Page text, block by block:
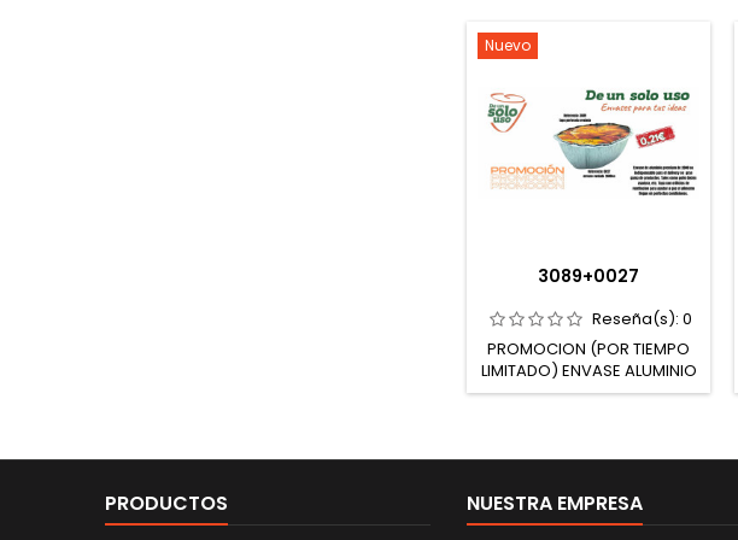
Nuevo
3089+0027
Reseña(s): 0
PROMOCION (POR TIEMPO
LIMITADO) ENVASE ALUMINIO
+ TAPA POLLO 2500cc
PRODUCTOS NUESTRA EMPRESA